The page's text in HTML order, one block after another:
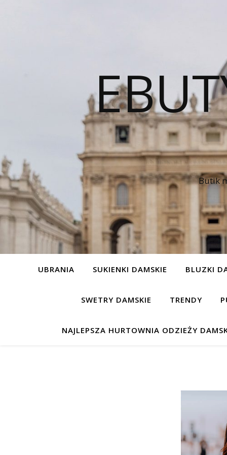
Butik
UBRANIA SUKIENKI DAMSKIE BLUZKI
SWETRY DAMSKIE TRENDY
NAJLEPSZA HURTOWNIA ODZIEŻY